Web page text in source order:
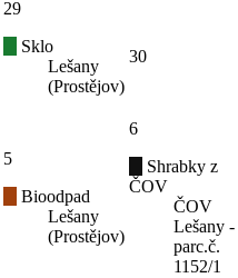
29
Sklo
Lešany
(Prostějov)
30
5
Bioodpad
Lešany
(Prostějov)
6
Shrabky z
ČOV
ČOV
Lešany -
parc.č.
1152/1